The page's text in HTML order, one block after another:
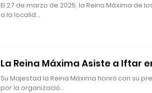
El 27 de marzo de 2025, la Reina Máxima de
a la localid…
La Reina Máxima Asiste a Iftar
Su Majestad la Reina Máxima honró con su
por la organizació…